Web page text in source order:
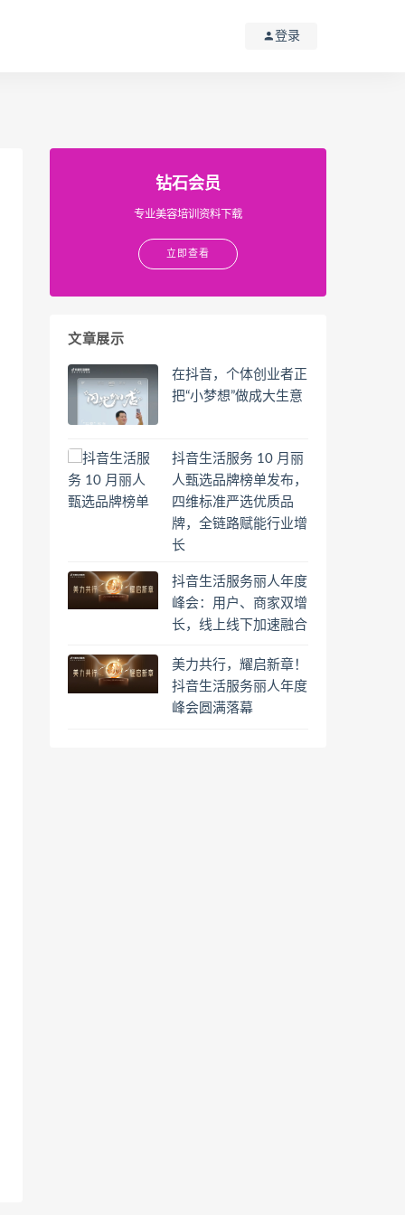
登录
钻石会员
专业美容培训资料下载
立即查看
文章展示
在抖音，个体创业者正
把“小梦想”做成大生意
抖音生活服务 10 月丽
人甄选品牌榜单发布，
四维标准严选优质品
牌，全链路赋能行业增
长
抖音生活服务丽人年度
峰会：用户、商家双增
长，线上线下加速融合
美力共行，耀启新章！
抖音生活服务丽人年度
峰会圆满落幕